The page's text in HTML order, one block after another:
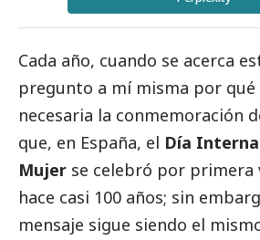
Cada año, cuando se acerca
pregunto a mí misma por qué
necesaria la conmemoración
que, en España, el Día
Mujer se celebró por primera
hace casi 100 años; sin
mensaje sigue siendo el